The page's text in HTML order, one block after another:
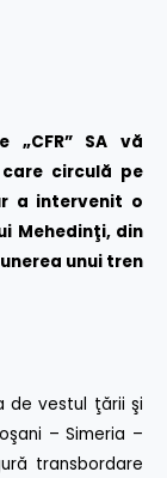
„CFR” SA vă
circulă pe
a intervenit o
Mehedinţi, din
unui tren
de vestul ţării şi
– Simeria –
transbordare